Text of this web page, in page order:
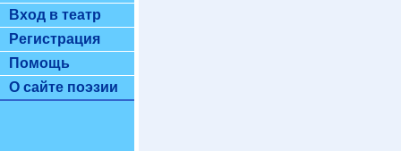
Вход в театр
Регистрация
Помощь
О сайте поэзии